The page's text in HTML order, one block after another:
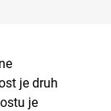
je druh
je